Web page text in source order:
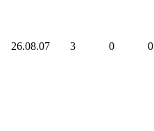
26.08.07 3 0 0